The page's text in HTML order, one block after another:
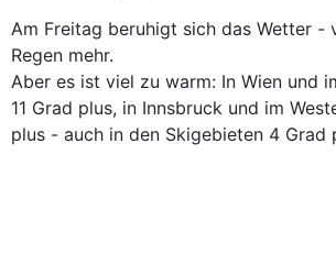
Am Freitag beruhigt sich das Wetter -
Regen mehr.
Aber es ist viel zu warm: In Wien und
11 Grad plus, in Innsbruck und im
plus - auch in den Skigebieten 4 Grad